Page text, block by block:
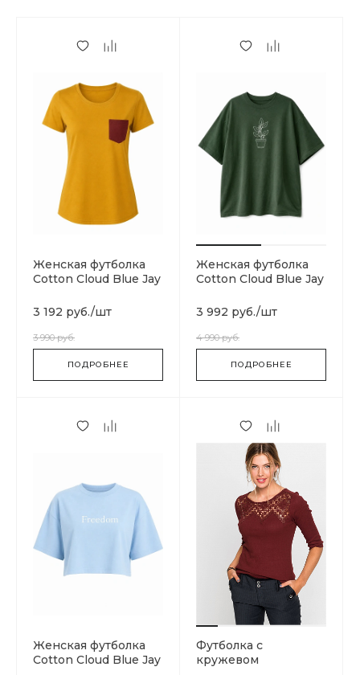
Женская футболка
Cotton Cloud Blue Jay
MULTI
3 192 руб./шт
3 990 руб.
ПОДРОБНЕЕ
Женская футболка
Cotton Cloud Blue Jay
DW0DW06931696
3 992 руб./шт
4 990 руб.
ПОДРОБНЕЕ
Женская футболка
Cotton Cloud Blue Jay
Футболка с
кружевом